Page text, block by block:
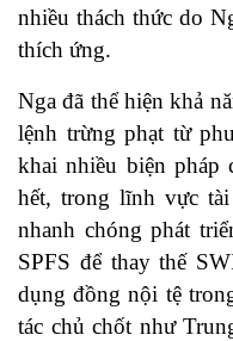
nhiều thách thức do
thích ứng.
Nga đã thể hiện khả
lệnh trừng phạt từ
khai nhiều biện pháp
hết, trong lĩnh vực
nhanh chóng phát
SPFS để thay thế
dụng đồng nội tệ
tác chủ chốt như